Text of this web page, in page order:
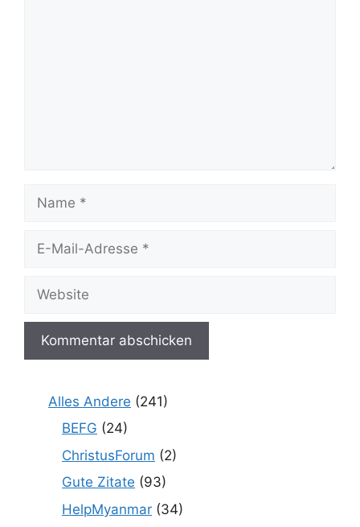
Mail-
Alles Andere (241)
BEFG (24)
ChristusForum (2)
Gute Zitate (93)
HelpMyanmar (34)